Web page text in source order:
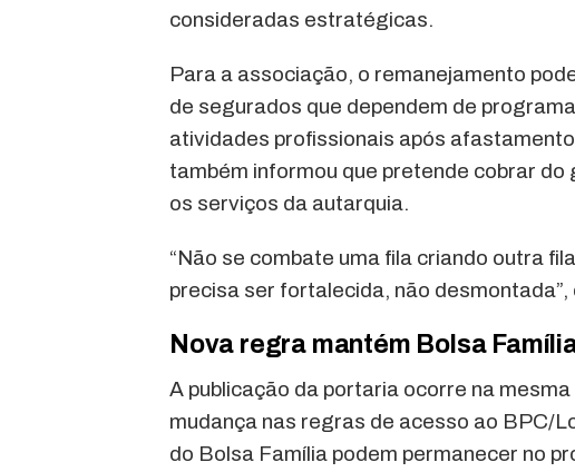
consideradas estratégicas.
Para a associação, o remanejamento
de segurados que dependem de
atividades profissionais após
também informou que pretende cobrar
os serviços da autarquia.
“Não se combate uma fila criando outra
precisa ser fortalecida, não desmontada”,
Nova regra mantém Bolsa
A publicação da portaria ocorre na
mudança nas regras de acesso ao BPC/
do Bolsa Família podem permanecer no